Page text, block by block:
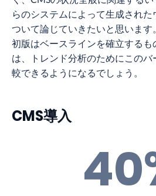
らのシステムによって生成され
ついて論じていきたいと思います
初版はベースラインを確立するも
は、トレンド分析のためにこの
較できるようになるでしょう。
CMS導入